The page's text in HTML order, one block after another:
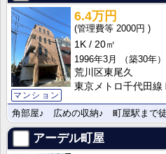
マンション
6.4万円
2000円
1K
20㎡
1996年3月
（築30年）
荒川区東尾久
東京メトロ千代田
角部屋♪ 広めの収納♪ 町屋駅まで
アーデル町屋